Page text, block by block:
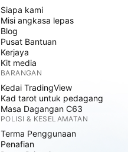
Siapa kami
Misi angkasa lepas
Blog
Pusat Bantuan
Kerjaya
Kit media
BARANGAN
Kedai TradingView
Kad tarot untuk pedagang
Masa Dagangan C63
POLISI & KESELAMATAN
Terma Penggunaan
Penafian